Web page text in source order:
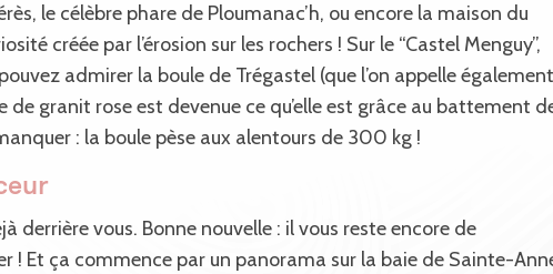
le célèbre phare de Ploumanac’h, ou encore la maison du
créée par l’érosion sur les rochers ! Sur le “Castel Menguy”,
admirer la boule de Trégastel (que l’on appelle
de granit rose est devenue ce qu’elle est grâce au battement
: la boule pèse aux alentours de 300 kg !
derrière vous. Bonne nouvelle : il vous reste encore de
! Et ça commence par un panorama sur la baie de Sainte-